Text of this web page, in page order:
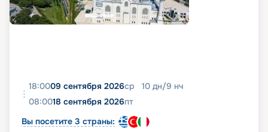
18:0009 сентября 2026ср 10 дн/9 нч
08:0018 сентября 2026пт
Вы посетите 3 страны: